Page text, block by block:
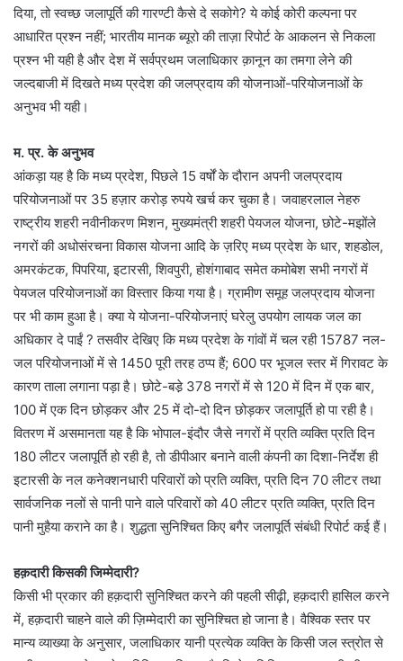
दिया, तो स्वच्छ जलापूर्ति की गारण्टी कैसे दे सकोगे? ये कोई कोरी कल्पना पर
आधारित प्रश्न नहीं; भारतीय मानक ब्यूरो की ताज़ा रिपोर्ट के आकलन से निकला
प्रश्न भी यही है और देश में सर्वप्रथम जलाधिकार क़ानून का तमगा लेने की
जल्दबाजी में दिखते मध्य प्रदेश की जलप्रदाय की योजनाओं-परियोजनाओं के
अनुभव भी यही।
म. प्र. के अनुभव
आंकड़ा यह है कि मध्य प्रदेश, पिछले 15 वर्षों के दौरान अपनी जलप्रदाय
परियोजनाओं पर 35 हज़ार करोड़ रुपये खर्च कर चुका है। जवाहरलाल नेहरु
राष्ट्रीय शहरी नवीनीकरण मिशन, मुख्यमंत्री शहरी पेयजल योजना, छोटे-मझोंले
नगरों की अधोसंरचना विकास योजना आदि के ज़रिए मध्य प्रदेश के धार, शहडोल,
अमरकंटक, पिपरिया, इटारसी, शिवपुरी, होशंगाबाद समेत कमोबेश सभी नगरों में
पेयजल परियोजनाओं का विस्तार किया गया है। ग्रामीण समूह जलप्रदाय योजना
पर भी काम हुआ है। क्या ये योजना-परियोजनाएं घरेलु उपयोग लायक जल का
अधिकार दे पाईं ? तसवीर देखिए कि मध्य प्रदेश के गांवों में चल रही 15787 नल-
जल परियोजनाओं में से 1450 पूरी तरह ठप्प हैं; 600 पर भूजल स्तर में गिरावट के
कारण ताला लगाना पड़ा है। छोटे-बडे़ 378 नगरों में से 120 में दिन में एक बार,
100 में एक दिन छोड़कर और 25 में दो-दो दिन छोड़कर जलापूर्ति हो पा रही है।
वितरण में असमानता यह है कि भोपाल-इंदौर जैसे नगरों में प्रति व्यक्ति प्रति दिन
180 लीटर जलापूर्ति हो रही है, तो डीपीआर बनाने वाली कंपनी का दिशा-निर्देश ही
इटारसी के नल कनेक्शनधारी परिवारों को प्रति व्यक्ति, प्रति दिन 70 लीटर तथा
सार्वजनिक नलों से पानी पाने वाले परिवारों को 40 लीटर प्रति व्यक्ति, प्रति दिन
पानी मुहैया कराने का है। शुद्धता सुनिश्चित किए बगैर जलापूर्ति संबंधी रिपोर्ट कई हैं।
हक़दारी किसकी जिम्मेदारी?
किसी भी प्रकार की हक़दारी सुनिश्चित करने की पहली सीढ़ी, हक़दारी हासिल करने
में, हक़दारी चाहने वाले की ज़िम्मेदारी का सुनिश्चित हो जाना है। वैश्विक स्तर पर
मान्य व्याख्या के अनुसार, जलाधिकार यानी प्रत्येक व्यक्ति के किसी जल स्त्रोत से